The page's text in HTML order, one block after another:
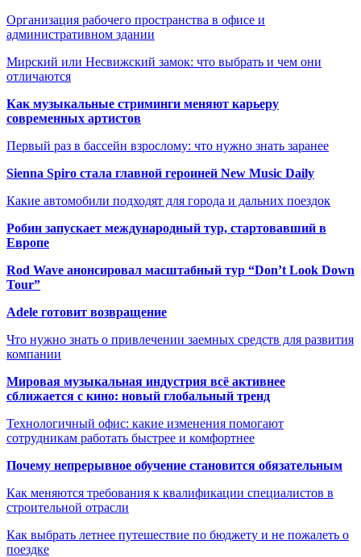
Организация рабочего пространства в офисе и
административном здании
Мирский или Несвижский замок: что выбрать и чем они
отличаются
Как музыкальные стриминги меняют карьеру
современных артистов
Первый раз в бассейн взрослому: что нужно знать заранее
Sienna Spiro стала главной героиней New Music Daily
Какие автомобили подходят для города и дальних поездок
Робин запускает международный тур, стартовавший в
Европе
Rod Wave анонсировал масштабный тур “Don’t Look Down
Tour”
Adele готовит возвращение
Что нужно знать о привлечении заемных средств для развития
компании
Мировая музыкальная индустрия всё активнее
сближается с кино: новый глобальный тренд
Технологичный офис: какие изменения помогают
сотрудникам работать быстрее и комфортнее
Почему непрерывное обучение становится обязательным
Как меняются требования к квалификации специалистов в
строительной отрасли
Как выбрать летнее путешествие по бюджету и не пожалеть о
поездке